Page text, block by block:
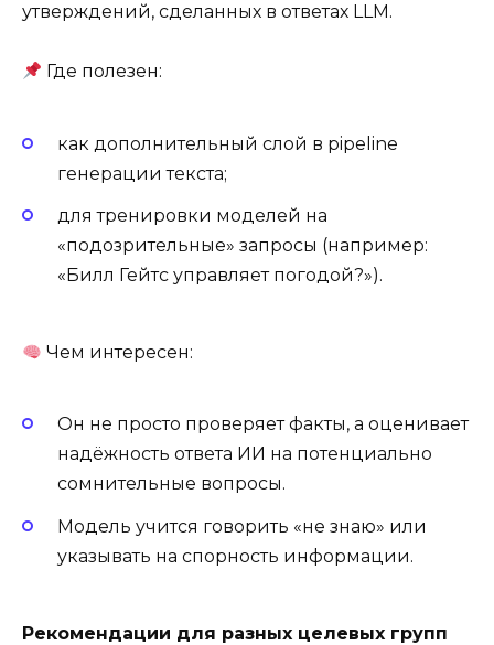
утверждений, сделанных в ответах LLM.
Где полезен:
как дополнительный слой в pipeline
генерации текста;
для тренировки моделей на
«подозрительные» запросы (например:
«Билл Гейтс управляет погодой?»).
Чем интересен:
Он не просто проверяет факты, а оценивает
надёжность ответа ИИ на потенциально
сомнительные вопросы.
Модель учится говорить «не знаю» или
указывать на спорность информации.
Рекомендации для разных целевых групп